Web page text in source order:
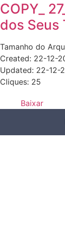
COPY_
dos Seus
Tamanho do
Created: 22-12-
Updated: 22-12-
Cliques: 25
Baixar